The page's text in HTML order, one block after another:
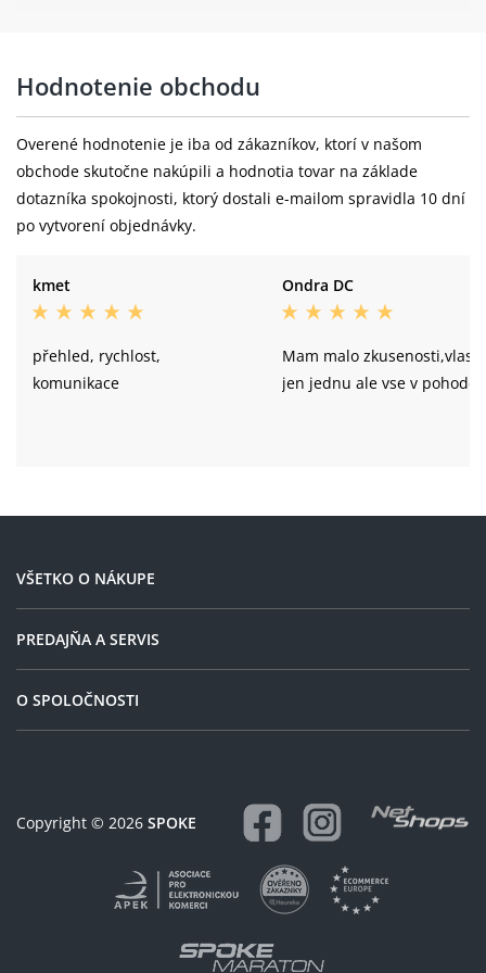
Schwalbe Racing Ray Performance, TL-
Ready, 29x2.25", ADDIX SpeedGrip
Zadní ráfek:
DT Swiss XM 1700 SPLINE®, CL,
Zadní náboj:
DT Swiss 350 12x148 mm Boost, ořech
Shimano Micro Spline
Zadní plášť:
Schwalbe Racing Ralph Performance,
TwinSkin, TL-Ready, 29x2.25", ADDIX
Hodnotenie obchodu
Overené hodnotenie je iba od zákazníkov, ktorí v našom
obchode skutočne nakúpili a hodnotia tovar na základe
dotazníka spokojnosti, ktorý dostali e-mailom spravidla 10 dní
po vytvorení objednávky.
kmet
přehled, rychlost,
komunikace
Ondra DC
Mam malo
jen jednu ale vse v pohode.
VŠETKO O NÁKUPE
PREDAJŇA A SERVIS
O SPOLOČNOSTI
Copyright © 2026 SPOKE